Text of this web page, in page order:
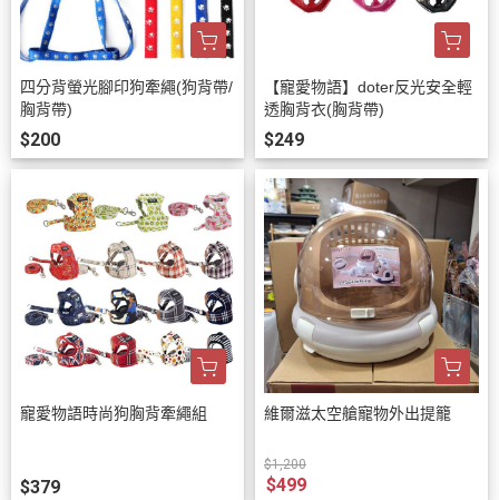
四分背螢光腳印狗牽繩(狗背帶/
胸背帶)
$200
【寵愛物語】doter反光安全輕
透胸背衣(胸背帶)
$249
寵愛物語時尚狗胸背牽繩組
$379
維爾滋太空艙寵物外出提籠
$1,200
$499